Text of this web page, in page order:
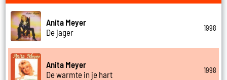
Anita Meyer
De jager
1998
Anita Meyer
De warmte in je hart
1998